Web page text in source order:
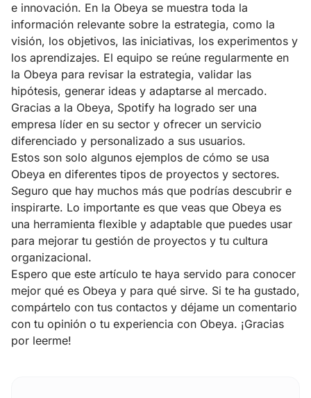
e innovación. En la Obeya se muestra toda la
información relevante sobre la estrategia, como la
visión, los objetivos, las iniciativas, los experimentos y
los aprendizajes. El equipo se reúne regularmente en
la Obeya para revisar la estrategia, validar las
hipótesis, generar ideas y adaptarse al mercado.
Gracias a la Obeya, Spotify ha logrado ser una
empresa líder en su sector y ofrecer un servicio
diferenciado y personalizado a sus usuarios.
Estos son solo algunos ejemplos de cómo se usa
Obeya en diferentes tipos de proyectos y sectores.
Seguro que hay muchos más que podrías descubrir e
inspirarte. Lo importante es que veas que Obeya es
una herramienta flexible y adaptable que puedes usar
para mejorar tu gestión de proyectos y tu cultura
organizacional.
Espero que este artículo te haya servido para conocer
mejor qué es Obeya y para qué sirve. Si te ha gustado,
compártelo con tus contactos y déjame un comentario
con tu opinión o tu experiencia con Obeya. ¡Gracias
por leerme!